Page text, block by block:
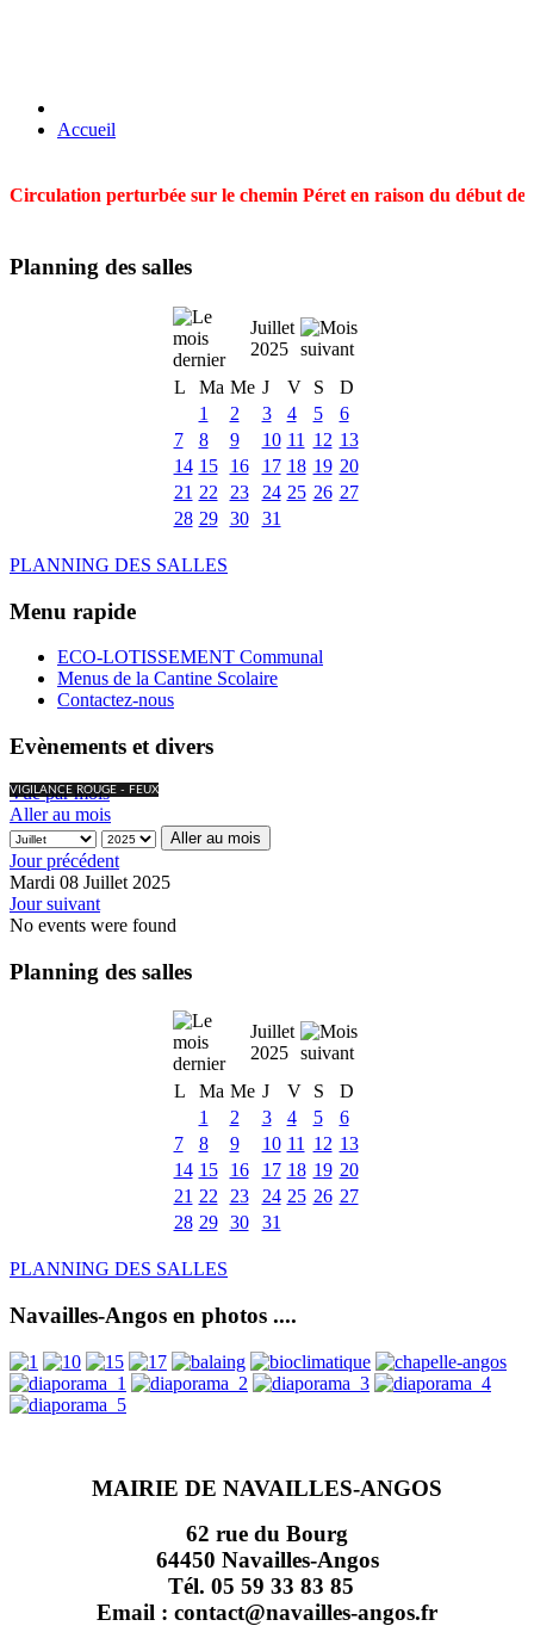
Accueil
Circulation perturbée sur le chemin Péret en raison du début
Planning des salles
Juillet
2025
L
Ma Me J V S
D
1
2 3 4 5
6
7
8 9 10 11 12 13
14 15 16 17 18 19 20
21 22 23 24 25 26 27
28 29 30 31
PLANNING DES SALLES
Menu rapide
ECO-LOTISSEMENT Communal
Menus de la Cantine Scolaire
Contactez-nous
Evènements et divers
VIGILANCE ROUGE - FEUX
Vue par mois
Aller au mois
Aller au mois
Jour précédent
Mardi 08 Juillet 2025
Jour suivant
No events were found
Planning des salles
Juillet
2025
L
Ma Me J V S
D
1
2 3 4 5
6
7
8 9 10 11 12 13
14 15 16 17 18 19 20
21 22 23 24 25 26 27
28 29 30 31
PLANNING DES SALLES
Navailles-Angos en photos ....
MAIRIE DE NAVAILLES-ANGOS
62 rue du Bourg
64450 Navailles-Angos
Tél. 05 59 33 83 85
Email : contact@navailles-angos.fr